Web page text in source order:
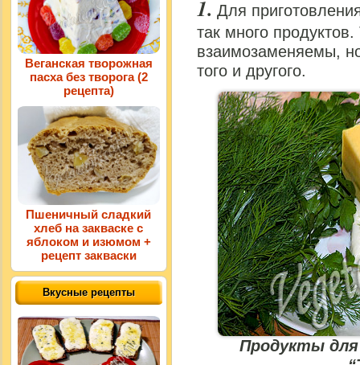
Для
так много
взаимозаменяемы,
того и другого.
Продукты для
Веганская творожная
пасха без творога (2
рецепта)
Пшеничный сладкий
хлеб на закваске с
яблоком и изюмом +
рецепт закваски
Вкусные рецепты